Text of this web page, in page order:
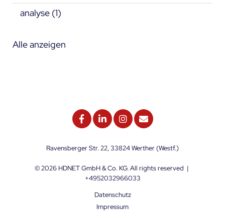
analyse (1)
Alle anzeigen
Ravensberger Str. 22, 33824 Werther (Westf.)
© 2026 HDNET GmbH & Co. KG. All rights reserved |
+4952032966033
Datenschutz
Impressum